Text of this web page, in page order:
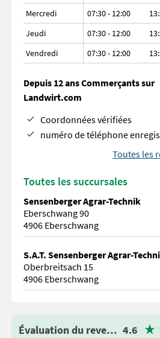
Mercredi
07:30 - 12:00
Jeudi
07:30 - 12:00
Vendredi
07:30 - 12:00
Depuis 12 ans Commerçants sur
Landwirt.com
Coordonnées vérifiées
numéro de téléphone
Toutes les
Toutes les succursales
Sensenberger Agrar-Technik
Eberschwang 90
4906 Eberschwang
S.A.T. Sensenberger Agrar-
Oberbreitsach 15
4906 Eberschwang
Évaluation du revendeur 4.6